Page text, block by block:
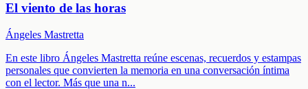
El viento de las horas
Ángeles Mastretta
En este libro Ángeles Mastretta reúne escenas, recuerdos y estampas
personales que convierten la memoria en una conversación íntima
con el lector. Más que una n...